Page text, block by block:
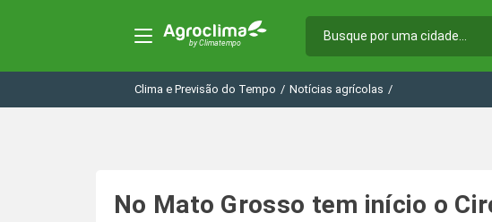
Clima e Previsão do Tempo / Notícias agrícolas /
No Mato Grosso tem início o